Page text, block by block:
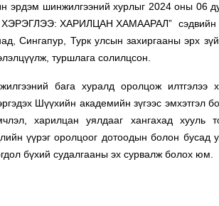
эрдэм шинжилгээний хурлыг 2024 оны
ХАРИЛЦАН ХАМААРАЛ” сэдвийн
Сингапур, Турк улсын захиргааны эрх
туршлага солилцсон.
бага хуралд оролцож илтгэлээ
Шүүхийн академийн зүгээс эмхэтгэл
харилцан уялдааг хангахад хууль
үүрэг оролцоог дотоодын болон бусад
бүхий судалгааны эх сурвалж болох юм.